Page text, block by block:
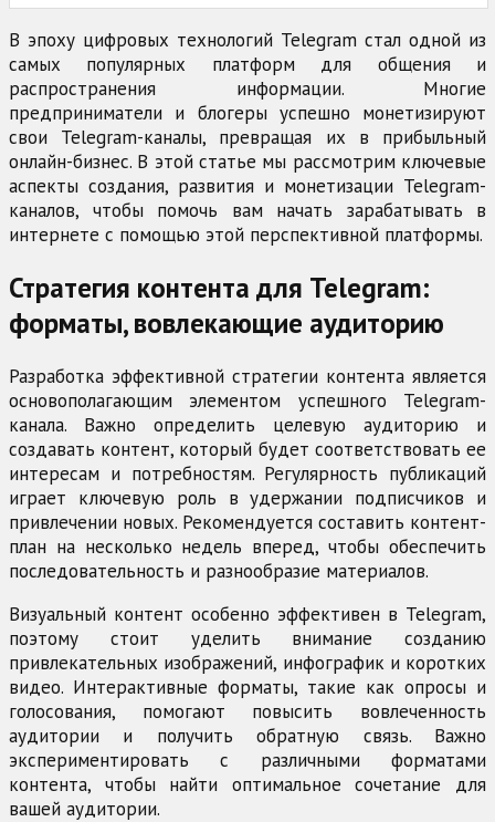
В эпоху цифровых технологий Telegram стал одной из
самых популярных платформ для общения и
распространения информации. Многие
предприниматели и блогеры успешно монетизируют
свои Telegram-каналы, превращая их в прибыльный
онлайн-бизнес. В этой статье мы рассмотрим ключевые
аспекты создания, развития и монетизации Telegram-
каналов, чтобы помочь вам начать зарабатывать в
интернете с помощью этой перспективной платформы.
Стратегия контента для Telegram:
форматы, вовлекающие аудиторию
Разработка эффективной стратегии контента является
основополагающим элементом успешного Telegram-
канала. Важно определить целевую аудиторию и
создавать контент, который будет соответствовать ее
интересам и потребностям. Регулярность публикаций
играет ключевую роль в удержании подписчиков и
привлечении новых. Рекомендуется составить контент-
план на несколько недель вперед, чтобы обеспечить
последовательность и разнообразие материалов.
Визуальный контент особенно эффективен в Telegram,
поэтому стоит уделить внимание созданию
привлекательных изображений, инфографик и коротких
видео. Интерактивные форматы, такие как опросы и
голосования, помогают повысить вовлеченность
аудитории и получить обратную связь. Важно
экспериментировать с различными форматами
контента, чтобы найти оптимальное сочетание для
вашей аудитории.